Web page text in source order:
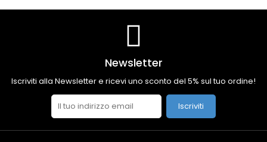
Newsletter
Iscriviti alla Newsletter e ricevi uno sconto del 5% sul tuo ordine!
Iscriviti